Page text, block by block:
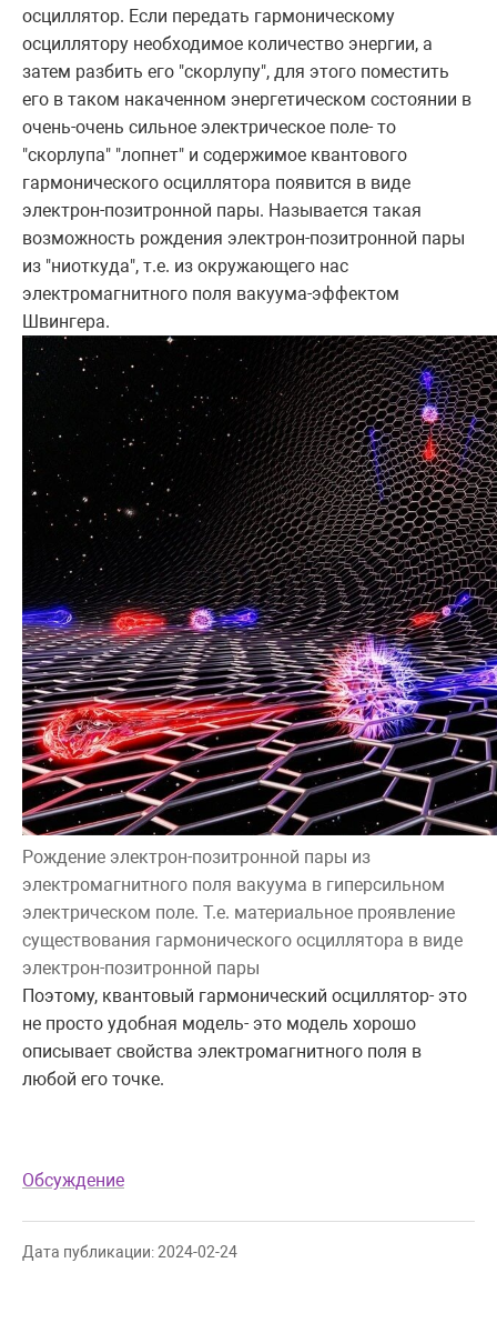
осциллятор. Если передать гармоническому
осциллятору необходимое количество энергии, а
затем разбить его "скорлупу", для этого поместить
его в таком накаченном энергетическом состоянии в
очень-очень сильное электрическое поле- то
"скорлупа" "лопнет" и содержимое квантового
гармонического осциллятора появится в виде
электрон-позитронной пары. Называется такая
возможность рождения электрон-позитронной пары
из "ниоткуда", т.е. из окружающего нас
электромагнитного поля вакуума-эффектом
Швингера.
Рождение электрон-позитронной пары из
электромагнитного поля вакуума в гиперсильном
электрическом поле. Т.е. материальное проявление
существования гармонического осциллятора в виде
электрон-позитронной пары
Поэтому, квантовый гармонический осциллятор- это
не просто удобная модель- это модель хорошо
описывает свойства электромагнитного поля в
любой его точке.
Обсуждение
Дата публикации: 2024-02-24